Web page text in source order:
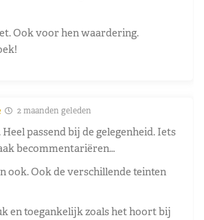
Ook voor hen waardering.
2 maanden geleden
passend bij de gelegenheid. Iets
becommentariëren…
ook. Ook de verschillende teinten
en toegankelijk zoals het hoort bij